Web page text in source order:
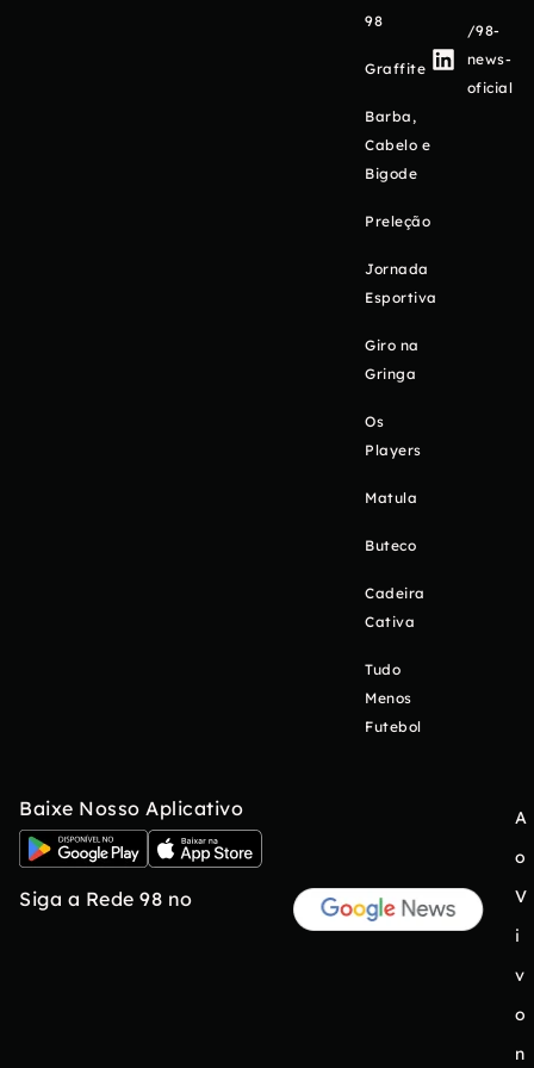
98
Graffite
Barba,
Cabelo e
Bigode
Preleção
Jornada
Esportiva
Giro na
Gringa
Os
Players
Matula
Buteco
Cadeira
Cativa
Tudo
Menos
Futebol
/98-
news-
oficial
Baixe Nosso Aplicativo
Siga a Rede 98 no
A
o
V
i
v
o
n